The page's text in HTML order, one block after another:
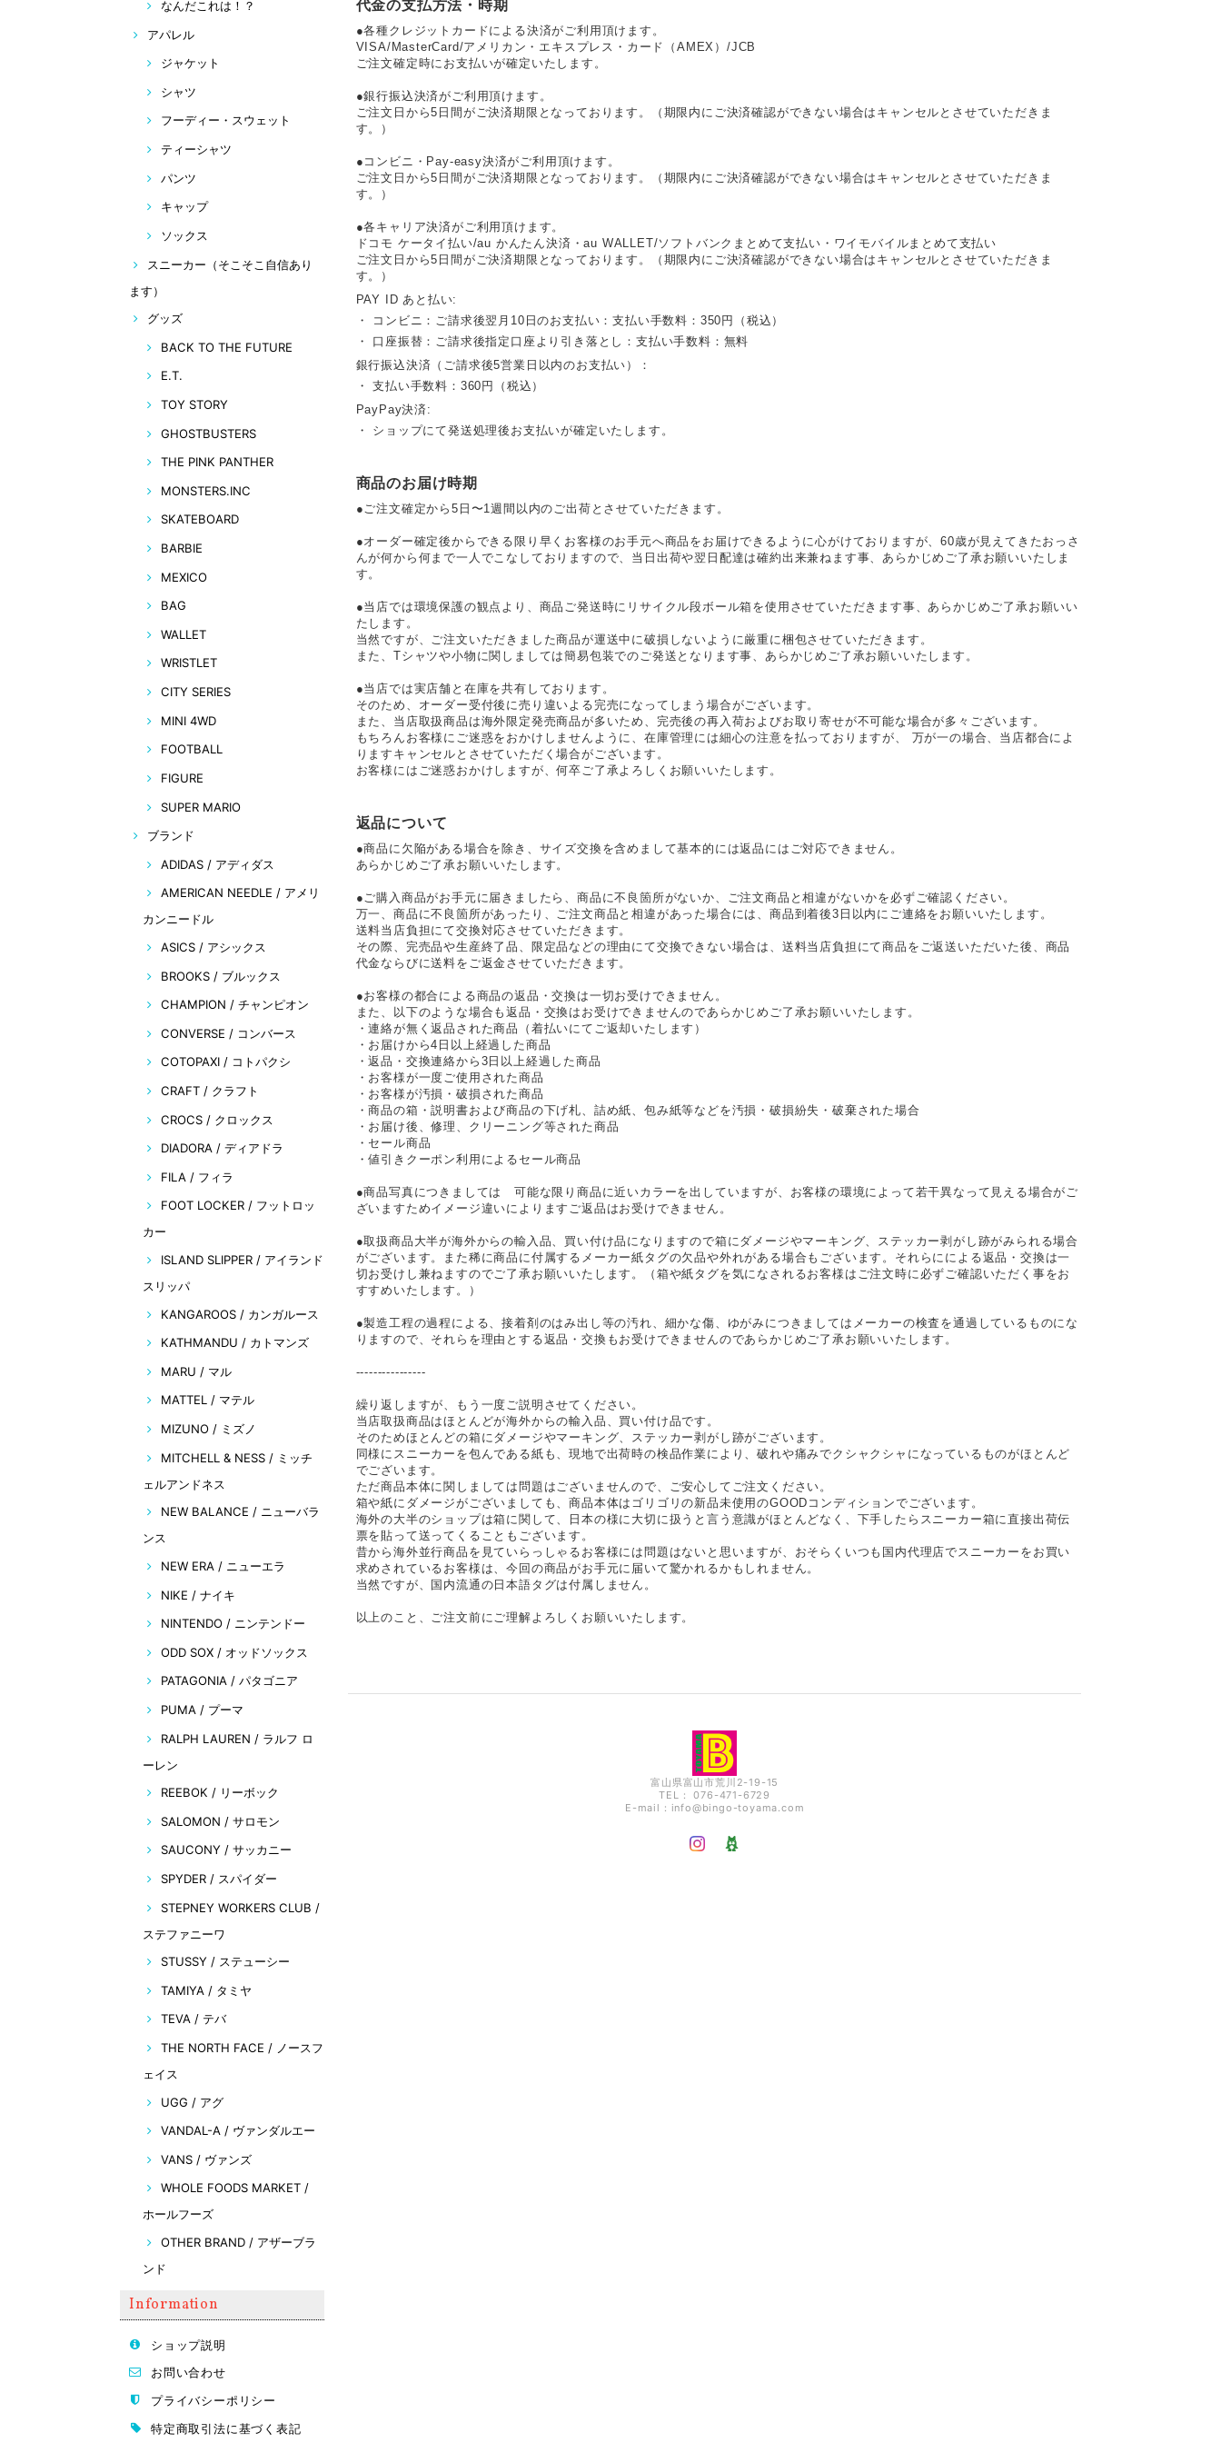
なんだこれは！？
アパレル
ジャケット
シャツ
フーディー・スウェット
ティーシャツ
パンツ
キャップ
ソックス
スニーカー（そこそこ自信あり
ます）
グッズ
BACK TO THE FUTURE
E.T.
TOY STORY
GHOSTBUSTERS
THE PINK PANTHER
MONSTERS.INC
SKATEBOARD
BARBIE
MEXICO
BAG
WALLET
WRISTLET
CITY SERIES
MINI 4WD
FOOTBALL
FIGURE
SUPER MARIO
ブランド
ADIDAS / アディダス
AMERICAN NEEDLE / アメリ
カンニードル
ASICS / アシックス
BROOKS / ブルックス
CHAMPION / チャンピオン
CONVERSE / コンバース
COTOPAXI / コトパクシ
CRAFT / クラフト
CROCS / クロックス
DIADORA / ディアドラ
FILA / フィラ
FOOT LOCKER / フットロッ
カー
ISLAND SLIPPER / アイランド
スリッパ
KANGAROOS / カンガルース
KATHMANDU / カトマンズ
MARU / マル
MATTEL / マテル
MIZUNO / ミズノ
MITCHELL & NESS / ミッチ
ェルアンドネス
NEW BALANCE / ニューバラ
ンス
NEW ERA / ニューエラ
NIKE / ナイキ
NINTENDO / ニンテンドー
ODD SOX / オッドソックス
PATAGONIA / パタゴニア
PUMA / プーマ
RALPH LAUREN / ラルフ ロ
ーレン
REEBOK / リーボック
SALOMON / サロモン
SAUCONY / サッカニー
SPYDER / スパイダー
STEPNEY WORKERS CLUB /
ステファニーワ
STUSSY / ステューシー
TAMIYA / タミヤ
TEVA / テバ
THE NORTH FACE / ノースフ
ェイス
UGG / アグ
VANDAL-A / ヴァンダルエー
VANS / ヴァンズ
WHOLE FOODS MARKET /
ホールフーズ
OTHER BRAND / アザーブラ
ンド
Information
ショップ説明
お問い合わせ
プライバシーポリシー
特定商取引法に基づく表記
代金の支払方法・時期
●各種クレジットカードによる決済がご利用頂けます。
VISA/MasterCard/アメリカン・エキスプレス・カード（AMEX）/JCB
ご注文確定時にお支払いが確定いたします。
●銀行振込決済がご利用頂けます。
ご注文日から5日間がご決済期限となっております。（期限内にご決済確認ができない場合はキャンセルとさせていただきま
す。）
●コンビニ・Pay-easy決済がご利用頂けます。
ご注文日から5日間がご決済期限となっております。（期限内にご決済確認ができない場合はキャンセルとさせていただきま
す。）
●各キャリア決済がご利用頂けます。
ドコモ ケータイ払い/au かんたん決済・au WALLET/ソフトバンクまとめて支払い・ワイモバイルまとめて支払い
ご注文日から5日間がご決済期限となっております。（期限内にご決済確認ができない場合はキャンセルとさせていただきま
す。）
PAY ID あと払い:
・ コンビニ：ご請求後翌月10日のお支払い：支払い手数料：350円（税込）
・ 口座振替：ご請求後指定口座より引き落とし：支払い手数料：無料
銀行振込決済（ご請求後5営業日以内のお支払い）：
・ 支払い手数料：360円（税込）
PayPay決済:
・ ショップにて発送処理後お支払いが確定いたします。
商品のお届け時期
●ご注文確定から5日〜1週間以内のご出荷とさせていただきます。
●オーダー確定後からできる限り早くお客様のお手元へ商品をお届けできるように心がけておりますが、60歳が見えてきたおっさ
んが何から何まで一人でこなしておりますので、当日出荷や翌日配達は確約出来兼ねます事、あらかじめご了承お願いいたしま
す。
●当店では環境保護の観点より、商品ご発送時にリサイクル段ボール箱を使用させていただきます事、あらかじめご了承お願いい
たします。
当然ですが、ご注文いただきました商品が運送中に破損しないように厳重に梱包させていただきます。
また、Tシャツや小物に関しましては簡易包装でのご発送となります事、あらかじめご了承お願いいたします。
●当店では実店舗と在庫を共有しております。
そのため、オーダー受付後に売り違いよる完売になってしまう場合がございます。
また、当店取扱商品は海外限定発売商品が多いため、完売後の再入荷およびお取り寄せが不可能な場合が多々ございます。
もちろんお客様にご迷惑をおかけしませんように、在庫管理には細心の注意を払っておりますが、 万が一の場合、当店都合によ
りますキャンセルとさせていただく場合がございます。
お客様にはご迷惑おかけしますが、何卒ご了承よろしくお願いいたします。
返品について
●商品に欠陥がある場合を除き、サイズ交換を含めまして基本的には返品にはご対応できません。
あらかじめご了承お願いいたします。
●ご購入商品がお手元に届きましたら、商品に不良箇所がないか、ご注文商品と相違がないかを必ずご確認ください。
万一、商品に不良箇所があったり、ご注文商品と相違があった場合には、商品到着後3日以内にご連絡をお願いいたします。
送料当店負担にて交換対応させていただきます。
その際、完売品や生産終了品、限定品などの理由にて交換できない場合は、送料当店負担にて商品をご返送いただいた後、商品
代金ならびに送料をご返金させていただきます。
●お客様の都合による商品の返品・交換は一切お受けできません。
また、以下のような場合も返品・交換はお受けできませんのであらかじめご了承お願いいたします。
・連絡が無く返品された商品（着払いにてご返却いたします）
・お届けから4日以上経過した商品
・返品・交換連絡から3日以上経過した商品
・お客様が一度ご使用された商品
・お客様が汚損・破損された商品
・商品の箱・説明書および商品の下げ札、詰め紙、包み紙等などを汚損・破損紛失・破棄された場合
・お届け後、修理、クリーニング等された商品
・セール商品
・値引きクーポン利用によるセール商品
●商品写真につきましては 可能な限り商品に近いカラーを出していますが、お客様の環境によって若干異なって見える場合がご
ざいますためイメージ違いによりますご返品はお受けできません。
●取扱商品大半が海外からの輸入品、買い付け品になりますので箱にダメージやマーキング、ステッカー剥がし跡がみられる場合
がございます。また稀に商品に付属するメーカー紙タグの欠品や外れがある場合もございます。それらにによる返品・交換は一
切お受けし兼ねますのでご了承お願いいたします。（箱や紙タグを気になされるお客様はご注文時に必ずご確認いただく事をお
すすめいたします。）
●製造工程の過程による、接着剤のはみ出し等の汚れ、細かな傷、ゆがみにつきましてはメーカーの検査を通過しているものにな
りますので、それらを理由とする返品・交換もお受けできませんのであらかじめご了承お願いいたします。
----------------
繰り返しますが、もう一度ご説明させてください。
当店取扱商品はほとんどが海外からの輸入品、買い付け品です。
そのためほとんどの箱にダメージやマーキング、ステッカー剥がし跡がございます。
同様にスニーカーを包んである紙も、現地で出荷時の検品作業により、破れや痛みでクシャクシャになっているものがほとんど
でございます。
ただ商品本体に関しましては問題はございませんので、ご安心してご注文ください。
箱や紙にダメージがございましても、商品本体はゴリゴリの新品未使用のGOODコンディションでございます。
海外の大半のショップは箱に関して、日本の様に大切に扱うと言う意識がほとんどなく、下手したらスニーカー箱に直接出荷伝
票を貼って送ってくることもございます。
昔から海外並行商品を見ていらっしゃるお客様には問題はないと思いますが、おそらくいつも国内代理店でスニーカーをお買い
求めされているお客様は、今回の商品がお手元に届いて驚かれるかもしれません。
当然ですが、国内流通の日本語タグは付属しません。
以上のこと、ご注文前にご理解よろしくお願いいたします。
富山県富山市荒川2-19-15
TEL： 076-471-6729
E-mail： info@bingo-toyama.com